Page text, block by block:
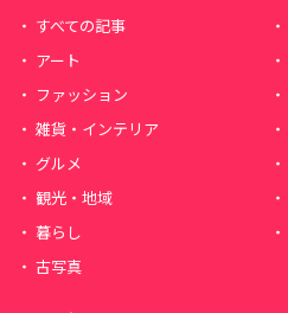
すべての記事
アート
ファッション
雑貨・インテリア
グルメ
観光・地域
暮らし
古写真